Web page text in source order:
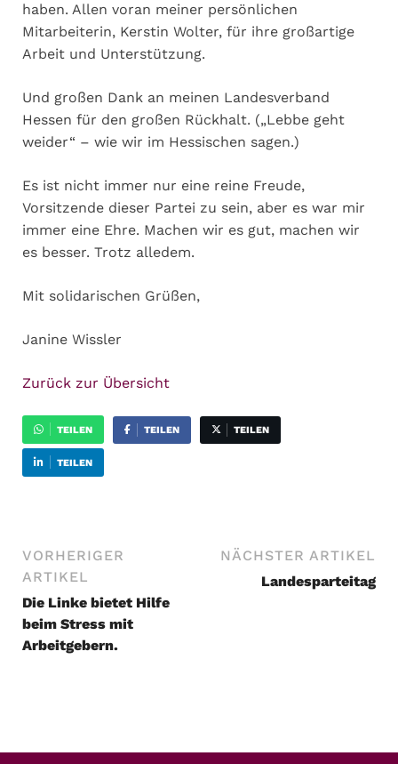
haben. Allen voran meiner persönlichen
Mitarbeiterin, Kerstin Wolter, für ihre großartige
Arbeit und Unterstützung.
Und großen Dank an meinen Landesverband
Hessen für den großen Rückhalt. („Lebbe geht
weider“ – wie wir im Hessischen sagen.)
Es ist nicht immer nur eine reine Freude,
Vorsitzende dieser Partei zu sein, aber es war mir
immer eine Ehre. Machen wir es gut, machen wir
es besser. Trotz alledem.
Mit solidarischen Grüßen,
Janine Wissler
Zurück zur Übersicht
TEILEN TEILEN TEILEN
TEILEN
VORHERIGER
ARTIKEL
Die Linke bietet Hilfe
beim Stress mit
Arbeitgebern.
NÄCHSTER ARTIKEL
Landesparteitag